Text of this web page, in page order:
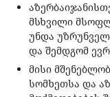
მსხვილი
უნდა
და შემდგომ
მისი
სომხეთსა და